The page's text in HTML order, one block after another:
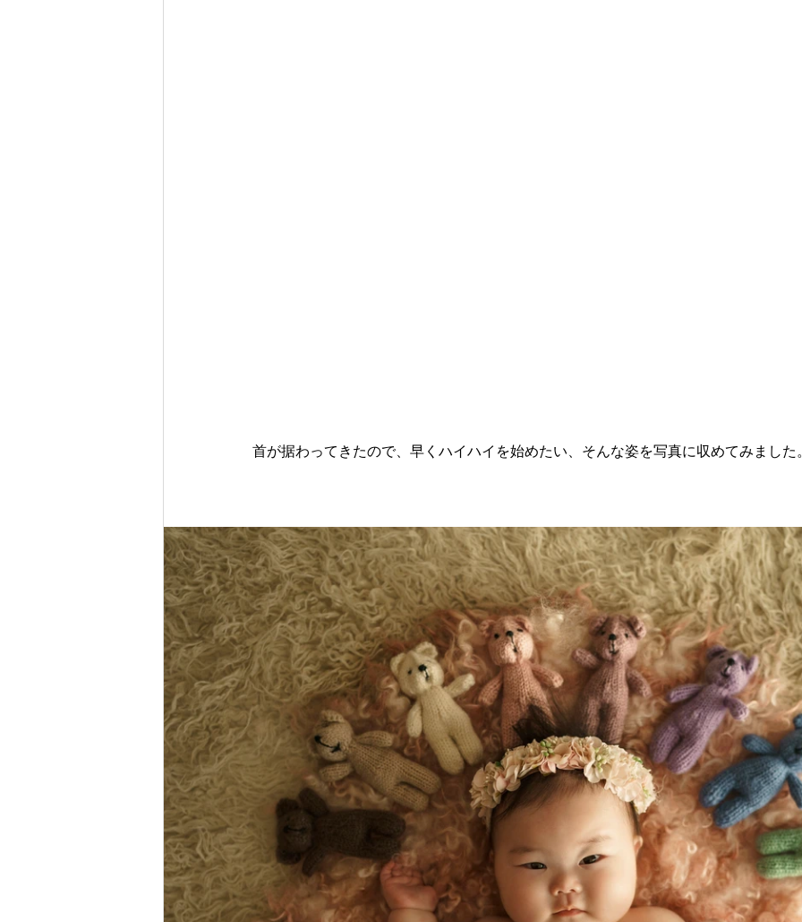
首が据わってきたので、早くハイハイを始めたい、そんな姿を写真に収めてみました